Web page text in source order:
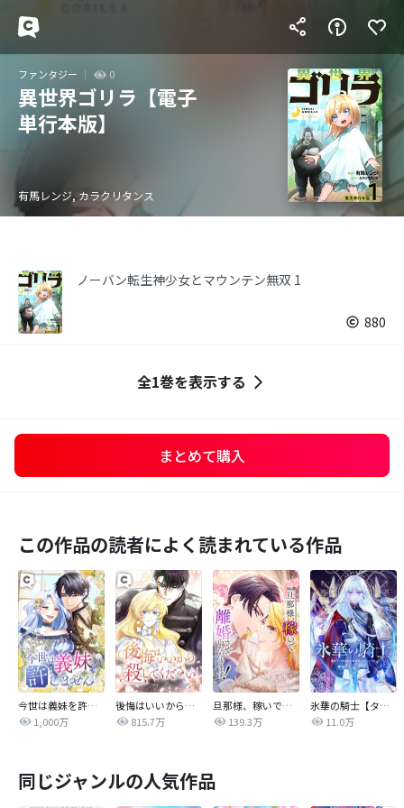
ファンタジー 0
異世界ゴリラ【電子
単行本版】
有馬レンジ, カラクリタンス
ノーバン転生神少女とマウンテン無双 1
880
全1巻を表示する
まとめて購入
この作品の読者によく読まれている作品
今世は義妹を許しません
1,000万
後悔はいいから殺してください
815.7万
旦那様、稼いで離婚させていただきます！
139.3万
氷華の騎士【タテヨミ】
11.0万
同じジャンルの人気作品